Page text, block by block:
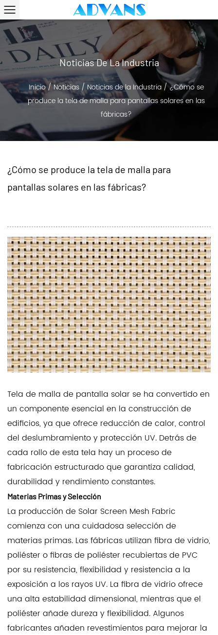
Noticias De La Industria
Inicio/Noticias / Noticias de la Industria /¿Cómo se
produce la tela de malla para pantallas solares en las
fábricas?
¿Cómo se produce la tela de malla para
pantallas solares en las fábricas?
Tela de malla de pantalla solar se ha convertido en
un componente esencial en la construcción de
edificios, ya que ofrece reducción de calor, control
del deslumbramiento y protección UV. Detrás de
cada rollo de esta tela hay un proceso de
fabricación estructurado que garantiza calidad,
durabilidad y rendimiento constantes.
Materias Primas y Selección
La producción de Solar Screen Mesh Fabric
comienza con una cuidadosa selección de
materias primas. Las fábricas utilizan fibra de vidrio,
poliéster o fibras de poliéster recubiertas de PVC
por su resistencia, flexibilidad y resistencia a la
exposición a los rayos UV. La fibra de vidrio ofrece
una alta estabilidad dimensional, mientras que el
poliéster añade dureza y flexibilidad. Algunos
fabricantes añaden revestimientos para mejorar la